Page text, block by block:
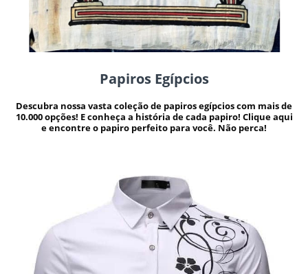
Papiros Egípcios
Descubra nossa vasta coleção de papiros egípcios com mais de
10.000 opções! E conheça a história de cada papiro! Clique aqui
e encontre o papiro perfeito para você. Não perca!